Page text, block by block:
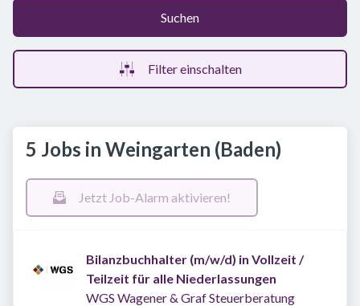
Suchen
Filter einschalten
5 Jobs in Weingarten (Baden)
Jetzt Job-Alarm aktivieren!
Bilanzbuchhalter (m/w/d) in Vollzeit /
Teilzeit für alle Niederlassungen
WGS Wagener & Graf Steuerberatung